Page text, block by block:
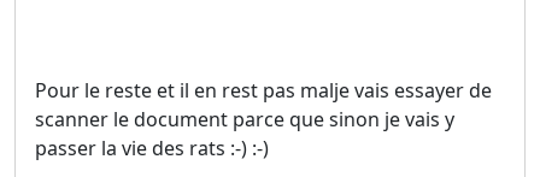
Pour le reste et il en rest pas malje vais essayer de
scanner le document parce que sinon je vais y
passer la vie des rats :-) :-)